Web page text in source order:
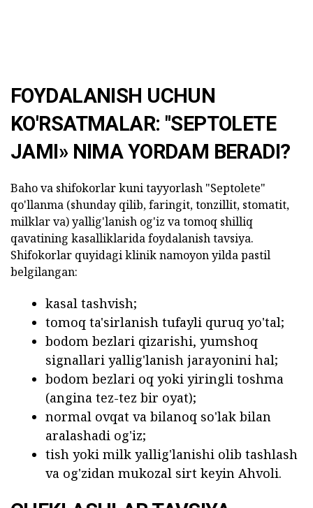
FOYDALANISH UCHUN
KO'RSATMALAR: "SEPTOLETE
JAMI» NIMA YORDAM BERADI?
Baho va shifokorlar kuni tayyorlash "Septolete"
qo'llanma (shunday qilib, faringit, tonzillit, stomatit,
milklar va) yallig'lanish og'iz va tomoq shilliq
qavatining kasalliklarida foydalanish tavsiya.
Shifokorlar quyidagi klinik namoyon yilda pastil
belgilangan:
kasal tashvish;
tomoq ta'sirlanish tufayli quruq yo'tal;
bodom bezlari qizarishi, yumshoq
signallari yallig'lanish jarayonini hal;
bodom bezlari oq yoki yiringli toshma
(angina tez-tez bir oyat);
normal ovqat va bilanoq so'lak bilan
aralashadi og'iz;
tish yoki milk yallig'lanishi olib tashlash
va og'zidan mukozal sirt keyin Ahvoli.